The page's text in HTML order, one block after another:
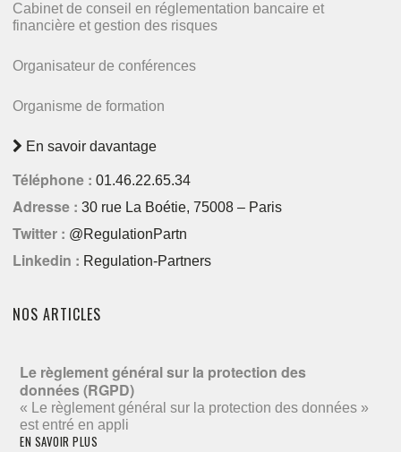
Cabinet de conseil en réglementation bancaire et
financière et gestion des risques
Organisateur de conférences
Organisme de formation
En savoir davantage
Téléphone : 01.46.22.65.34
Adresse : 30 rue La Boétie, 75008 – Paris
Twitter : @RegulationPartn
Linkedin : Regulation-Partners
NOS ARTICLES
Le règlement général sur la protection des
données (RGPD)
« Le règlement général sur la protection des données »
est entré en appli
EN SAVOIR PLUS